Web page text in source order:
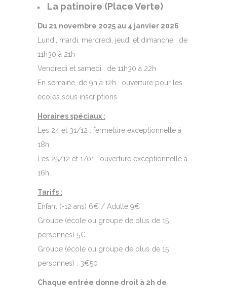
La patinoire (Place Verte)
Du 21 novembre 2025 au 4 janvier 2026
Lundi, mardi, mercredi, jeudi et dimanche : de
11h30 à 21h
Vendredi et samedi : de 11h30 à 22h
En semaine, de 9h à 12h : ouverture pour les
écoles sous inscriptions
Horaires spéciaux :
Les 24 et 31/12 : fermeture exceptionnelle à
18h
Les 25/12 et 1/01 : ouverture exceptionnelle à
16h
Tarifs :
Enfant (-12 ans) 6€ / Adulte 9€
Groupe (école ou groupe de plus de 15
personnes) 5€
Groupe (école ou groupe de plus de 15
personnes) : 3€50
Chaque entrée donne droit à 2h de